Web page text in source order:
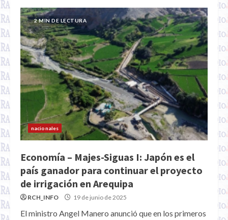
2 MIN DE LECTURA
nacionales
Economía – Majes-Siguas I: Japón es el
país ganador para continuar el proyecto
de irrigación en Arequipa
RCH_INFO 19 de junio de 2025
El ministro Angel Manero anunció que en los primeros